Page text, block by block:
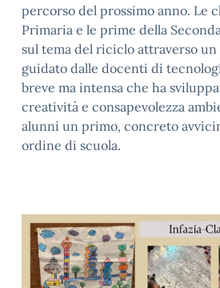
percorso del prossimo anno. Le
Primaria e le prime della
sul tema del riciclo attraverso
guidato dalle docenti di
breve ma intensa che ha
creatività e consapevolezza
alunni un primo, concreto
ordine di scuola.